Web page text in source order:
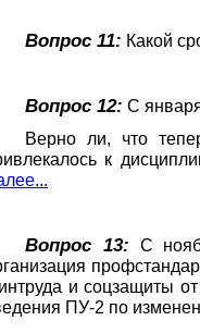
Вопрос 11: Какой
Вопрос 12: С
Верно ли, что
к
Вопрос 13: С
и соцзащиты
ПУ-2 по